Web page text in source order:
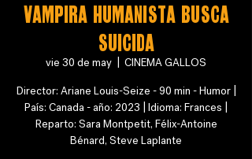
Vampira humanista busca
suicida
vie 30 de may
CINEMA GALLOS
Director: Ariane Louis-Seize - 90 min - Humor |
País: Canada - año: 2023 | Idioma: Frances |
Reparto: Sara Montpetit, Félix-Antoine
Bénard, Steve Laplante